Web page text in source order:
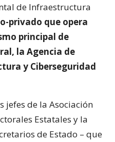
de Infraestructura
privado que opera
principal de
la Agencia de
y Ciberseguridad
jefes de la Asociación
Estatales y la
de Estado – que